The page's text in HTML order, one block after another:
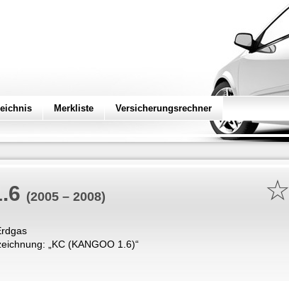
Merkliste Versicherungsrechner
☆
(2005 – 2008)
„ KC (KANGOO 1.6)“